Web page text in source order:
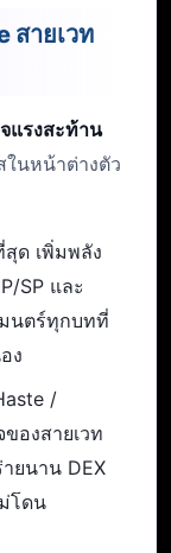
สายเวท
แรงสะท้าน
ในหน้าต่างตัว
ด เพิ่มพลัง
SP และ
มนตร์ทุกบทที่
ง
/
องสายเวท
ยนาน DEX
โดน